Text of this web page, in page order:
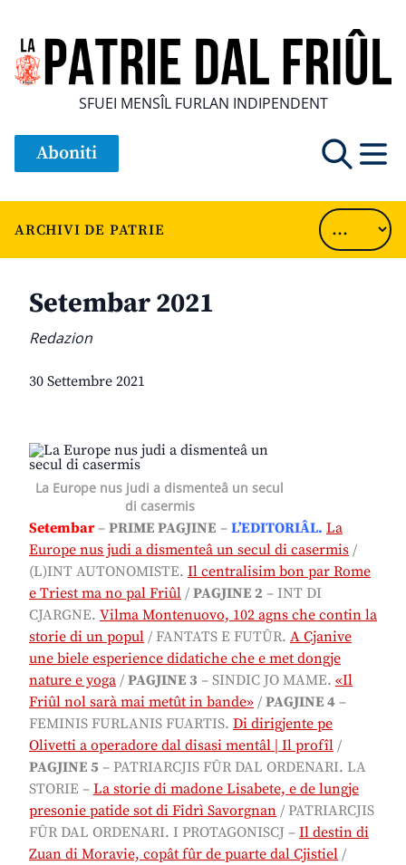
SFUEI MENSÎL FURLAN INDIPENDENT
Aboniti
ARCHIVI DE PATRIE
Setembar 2021
Redazion
30 Settembre 2021
La Europe nus judi a dismenteâ un secul
di casermis
Setembar– PRIME PAGJINE – L’EDITORIÂL. La
Europe nus judi a dismenteâ un secul di casermis /
(L)INT AUTONOMISTE. Il centralisim bon par Rome
e Triest ma no pal Friûl / PAGJINE 2 – INT DI
CJARGNE. Vilma Montenuovo, 102 agns che contin la
storie di un popul / FANTATS E FUTÛR. A Cjanive
une biele esperience didatiche che e met dongje
nature e yoga / PAGJINE 3 – SINDIC JO MAME. «Il
Friûl nol sarà mai metût in bande» / PAGJINE 4 –
FEMINIS FURLANIS FUARTIS. Di dirigjente pe
Olivetti a operadore dal disasi mentâl | Il profîl /
PAGJINE 5 – PATRIARCJIS FÛR DAL ORDENARI. LA
STORIE – La storie di madone Lisabete, e de lungje
presonie patide sot di Fidrì Savorgnan / PATRIARCJIS
FÛR DAL ORDENARI. I PROTAGONISCJ – Il destin di
Zuan di Moravie, copât fûr de puarte dal Cjistiel /